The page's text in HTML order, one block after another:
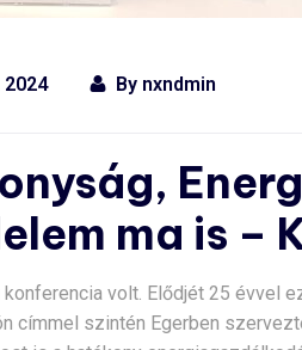
2024 By nxndmin
ma is –
konferencia volt. Elődjét 25 évvel
címmel szintén Egerben